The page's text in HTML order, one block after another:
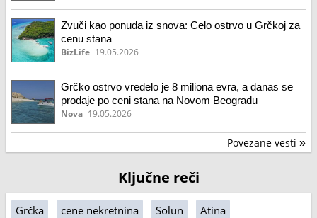
Zvuči kao ponuda iz snova: Celo ostrvo u Grčkoj za
cenu stana
BizLife 19.05.2026
Grčko ostrvo vredelo je 8 miliona evra, a danas se
prodaje po ceni stana na Novom Beogradu
Nova 19.05.2026
Povezane vesti »
Ključne reči
Grčka cene nekretnina Solun Atina